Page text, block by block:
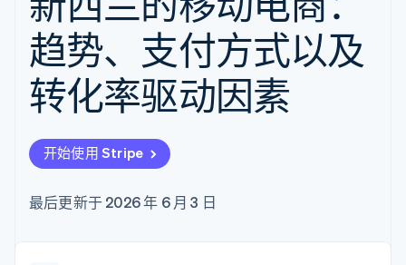
Payment links
无代码支付
Checkout
预构建支付界
面
Elements
Payment
methods
接入 125+ 种支
Authorization
支付成功率优
Metronome
按用量计费
Subscriptions
订阅管理
Invoicing
一次性或定期
Tax
销售税和增值
Recognition
Stripe Sigma
Payouts
向第三
方打款
按应用场景
智能体商务
加密货币
嵌入式金融
财务自动化
全球化企业
交易市场
Stripe Apps
指南
实施预置结账流程
构建平台或交易市场
管理订阅
发行稳定币支持的支付卡
支持
获取支持
专业服务
公司
产品路线图
趋势、支付方式以及
转化率驱动因素
开始使用 Stripe
最后更新于 2026 年 6 月 3 日